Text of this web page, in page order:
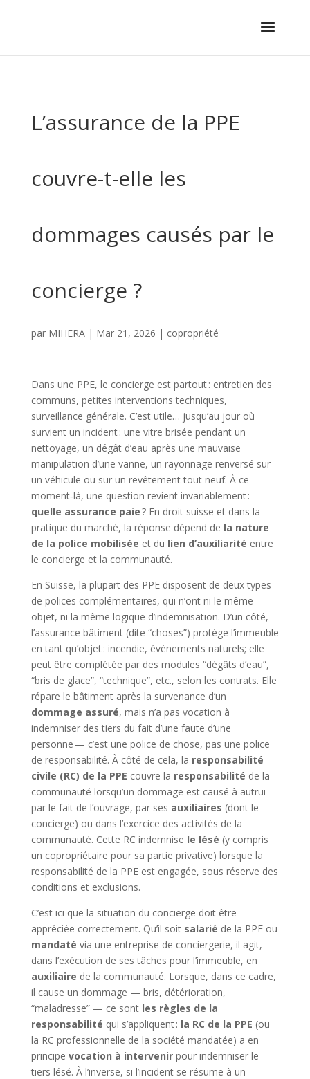
L’assurance de la PPE
couvre-t-elle les
dommages causés par le
concierge ?
par MIHERA| Mar 21, 2026 | copropriété
Dans une PPE, le concierge est partout : entretien des
communs, petites interventions techniques,
surveillance générale. C’est utile… jusqu’au jour où
survient un incident : une vitre brisée pendant un
nettoyage, un dégât d’eau après une mauvaise
manipulation d’une vanne, un rayonnage renversé sur
un véhicule ou sur un revêtement tout neuf. À ce
moment‑là, une question revient invariablement :
quelle assurance paie? En droit suisse et dans la
pratique du marché, la réponse dépend de la nature
de la police mobilisée et du lien d’auxiliarité entre
le concierge et la communauté.
En Suisse, la plupart des PPE disposent de deux types
de polices complémentaires, qui n’ont ni le même
objet, ni la même logique d’indemnisation. D’un côté,
l’assurance bâtiment (dite “choses”) protège l’immeuble
en tant qu’objet : incendie, événements naturels; elle
peut être complétée par des modules “dégâts d’eau”,
“bris de glace”, “technique”, etc., selon les contrats. Elle
répare le bâtiment après la survenance d’un
dommage assuré, mais n’a pas vocation à
indemniser des tiers du fait d’une faute d’une
personne — c’est une police de chose, pas une police
de responsabilité. À côté de cela, la responsabilité
civile (RC) de la PPE couvre la responsabilité de la
communauté lorsqu’un dommage est causé à autrui
par le fait de l’ouvrage, par ses auxiliaires (dont le
concierge) ou dans l’exercice des activités de la
communauté. Cette RC indemnise le lésé (y compris
un copropriétaire pour sa partie privative) lorsque la
responsabilité de la PPE est engagée, sous réserve des
conditions et exclusions.
C’est ici que la situation du concierge doit être
appréciée correctement. Qu’il soit salarié de la PPE ou
mandaté via une entreprise de conciergerie, il agit,
dans l’exécution de ses tâches pour l’immeuble, en
auxiliaire de la communauté. Lorsque, dans ce cadre,
il cause un dommage — bris, détérioration,
“maladresse” — ce sont les règles de la
responsabilité qui s’appliquent : la RC de la PPE (ou
la RC professionnelle de la société mandatée) a en
principe vocation à intervenirpour indemniser le
tiers lésé. À l’inverse, si l’incident se résume à un